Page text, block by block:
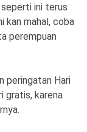
ini terus
kan mahal, coba
perempuan
peringatan Hari
gratis, karena